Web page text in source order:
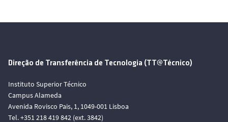
Direção de Transferência de Tecnologia (TT@Técnico)
Instituto Superior Técnico
Campus Alameda
Avenida Rovisco Pais, 1, 1049-001 Lisboa
Tel. +351 218 419 842 (ext. 3842)